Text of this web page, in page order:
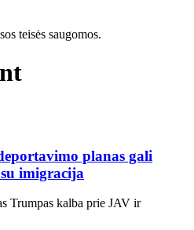
teisės saugomos.
planas gali
imigracija
Trumpas kalba prie JAV ir